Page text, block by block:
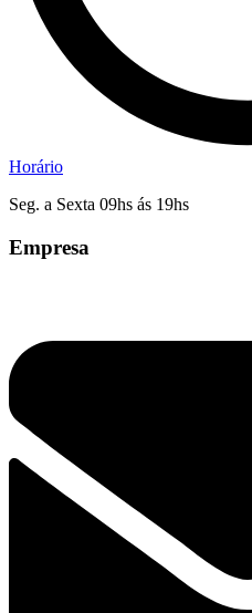
Horário
Seg. a Sexta 09hs ás 19hs
Empresa